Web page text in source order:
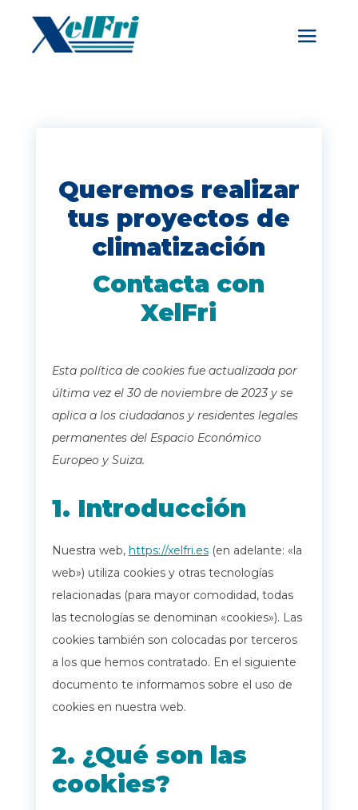
Queremos realizar
tus proyectos de
climatización
Contacta con
XelFri
Esta política de cookies fue actualizada por
última vez el 30 de noviembre de 2023 y se
aplica a los ciudadanos y residentes legales
permanentes del Espacio Económico
Europeo y Suiza.
1. Introducción
Nuestra web, https://xelfri.es(en adelante: «la
web») utiliza cookies y otras tecnologías
relacionadas (para mayor comodidad, todas
las tecnologías se denominan «cookies»). Las
cookies también son colocadas por terceros
a los que hemos contratado. En el siguiente
documento te informamos sobre el uso de
cookies en nuestra web.
2. ¿Qué son las
cookies?